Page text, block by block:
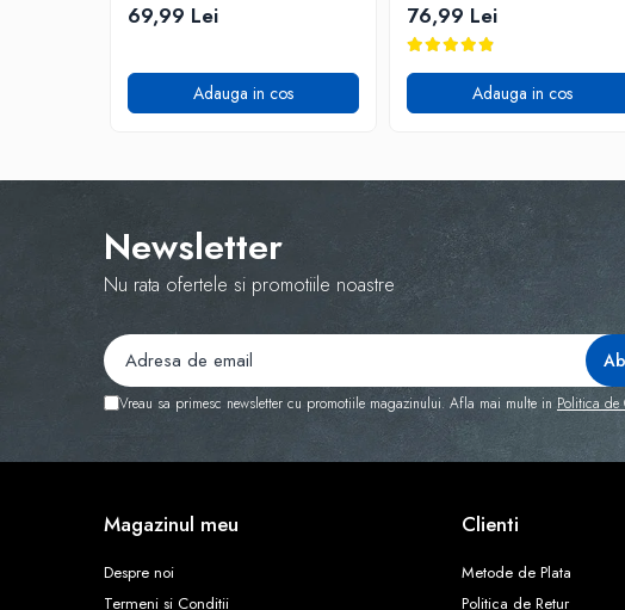
69,99 Lei
Adauga in cos
76,99 Lei
Adauga in cos
Newsletter
Nu rata ofertele si promotiile noastre
Vreau sa primesc newsletter cu promotiile magazinului. Afla mai multe in Politica de
Magazinul meu
Despre noi
Termeni si Conditii
Clienti
Metode de Plata
Politica de Retur